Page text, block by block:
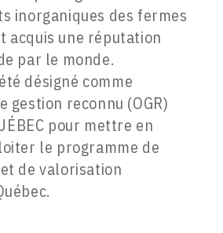
inorganiques des fermes
acquis une réputation
par le monde.
désigné comme
gestion reconnu (OGR)
pour mettre en
le programme de
de valorisation